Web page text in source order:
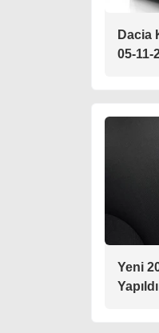
Dacia
05-11-
Yeni
Yapıldı